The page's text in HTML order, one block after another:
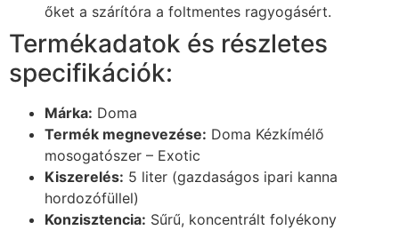
őket a szárítóra a foltmentes ragyogásért.
Termékadatok és részletes
specifikációk:
Márka: Doma
Termék megnevezése: Doma Kézkímélő
mosogatószer – Exotic
Kiszerelés: 5 liter (gazdaságos ipari kanna
hordozófüllel)
Konzisztencia: Sűrű, koncentrált folyékony